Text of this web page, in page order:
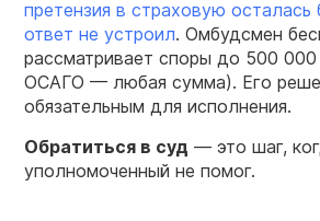
претензия в страховую осталась
ответ не устроил. Омбудсмен
рассматривает споры до 500
ОСАГО — любая сумма). Его
обязательным для исполнения.
Обратиться в суд — это шаг,
уполномоченный не помог.